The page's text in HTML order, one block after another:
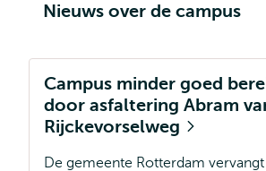
Nieuws over de campus
Campus minder goed
door asfaltering Abram
Rijckevorselweg
De gemeente Rotterdam